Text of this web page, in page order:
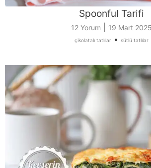
Spoonful Tarifi
12 Yorum 19 Mart 2025
çikolatalı tatlılar• sütlü tatlılar